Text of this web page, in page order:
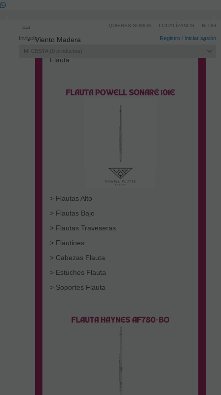
Invitado Registro / Iniciar sesión
MI CESTA 0 productos
QUIENES SOMOS LOCALÍZANOS BLOG
navigation
Viento Madera
Flauta
> Flautas Alto
> Flautas Bajo
> Flautas Traveseras
> Flautines
> Cabezas Flauta
> Estuches Flauta
> Soportes Flauta